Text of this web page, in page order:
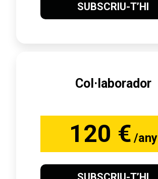
SUBSCRIU-T’HI
Col·laborador
120 € /any